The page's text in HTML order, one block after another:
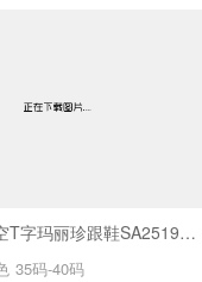
新款镂空T字玛丽珍跟鞋SA2519-65
35码-40码